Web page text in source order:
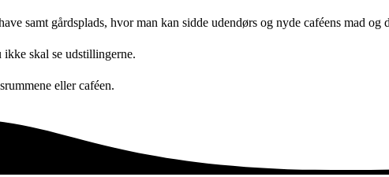
samt gårdsplads, hvor man kan sidde udendørs og nyde caféens mad
skal se udstillingerne.
eller caféen.